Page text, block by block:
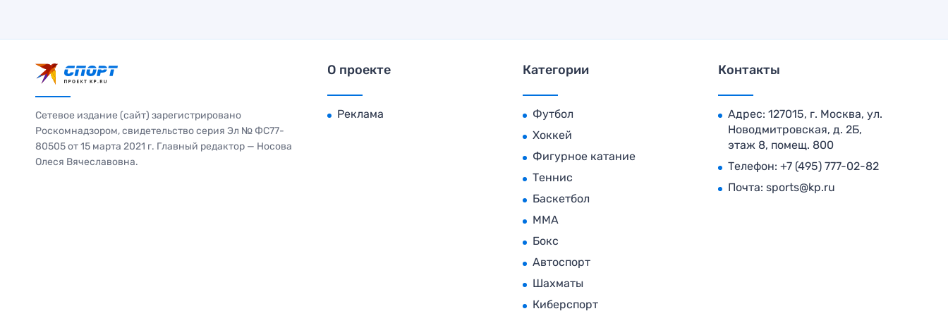
Сетевое издание (сайт) зарегистрировано
Роскомнадзором, свидетельство серия Эл № ФС77-
80505 от 15 марта 2021 г. Главный редактор — Носова
Олеся Вячеславовна.
О проекте
Реклама
Категории
Футбол
Хоккей
Фигурное катание
Теннис
Баскетбол
MMA
Бокс
Автоспорт
Шахматы
Киберспорт
Контакты
Адрес: 127015, г. Москва, ул.
Новодмитровская, д. 2Б,
этаж 8, помещ. 800
Телефон: +7 (495) 777-02-82
Почта: sports@kp.ru